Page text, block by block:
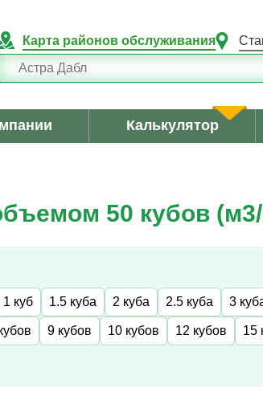
Карта районов обслуживания
Калькулятор
50 кубов
1 куб 1.5 куба 2 куба 2.5 куба 3
9 кубов 10 кубов 12 кубов 15